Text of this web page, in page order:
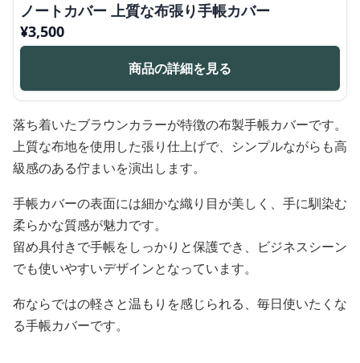
ノートカバー 上質な布張り手帳カバー
¥3,500
商品の詳細を見る
落ち着いたブラウンカラーが特徴の布製手帳カバーです。
上質な布地を使用した張り仕上げで、シンプルながらも高
級感のある佇まいを演出します。
手帳カバーの表面には細かな織り目が美しく、手に馴染む
柔らかな質感が魅力です。
留め具付きで手帳をしっかりと保護でき、ビジネスシーン
でも使いやすいデザインとなっています。
布ならではの軽さと温もりを感じられる、毎日使いたくな
る手帳カバーです。